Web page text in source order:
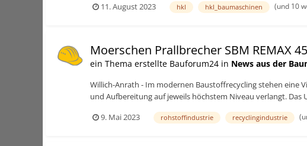
11. August 2023
hkl hkl_baumaschinen (und 10
Moerschen Prallbrecher SBM REMAX
ein Thema erstellte Bauforum24 in News aus der
Willich-Anrath - Im modernen Baustoffrecycling stehen eine
und Aufbereitung auf jeweils höchstem Niveau verlangt.
9. Mai 2023
rohstoffindustrie recyclingindustrie